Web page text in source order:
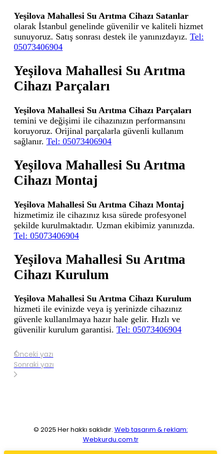
Yeşilova Mahallesi Su Arıtma Cihazı Satanlar
olarak İstanbul genelinde güvenilir ve kaliteli hizmet
sunuyoruz. Satış sonrası destek ile yanınızdayız. Tel:
05073406904
Yeşilova Mahallesi Su Arıtma
Cihazı Parçaları
Yeşilova Mahallesi Su Arıtma Cihazı Parçaları
temini ve değişimi ile cihazınızın performansını
koruyoruz. Orijinal parçalarla güvenli kullanım
sağlanır. Tel: 05073406904
Yeşilova Mahallesi Su Arıtma
Cihazı Montaj
Yeşilova Mahallesi Su Arıtma Cihazı Montaj
hizmetimiz ile cihazınız kısa sürede profesyonel
şekilde kurulmaktadır. Uzman ekibimiz yanınızda.
Tel: 05073406904
Yeşilova Mahallesi Su Arıtma
Cihazı Kurulum
Yeşilova Mahallesi Su Arıtma Cihazı Kurulum
hizmeti ile evinizde veya iş yerinizde cihazınız
güvenle kullanılmaya hazır hale gelir. Hızlı ve
güvenilir kurulum garantisi. Tel: 05073406904
Önceki yazı
Sonraki yazı
© 2025 Her hakkı saklıdır. Web tasarım & reklam:
Webkurdu.com.tr